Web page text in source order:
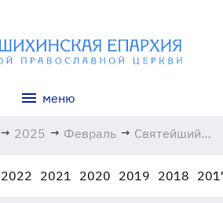
меню
→ 2025 → Февраль → Святейший
провел
2022 2021 2020 2019 2018